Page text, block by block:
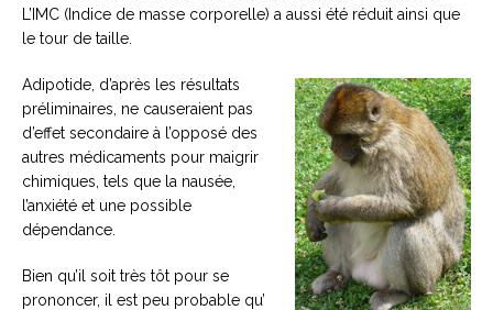
L’IMC (Indice de masse corporelle) a aussi été réduit ainsi que
le tour de taille.
Adipotide, d’après les résultats
préliminaires, ne causeraient pas
d’effet secondaire à l’opposé des
autres médicaments pour maigrir
chimiques, tels que la nausée,
l’anxiété et une possible
dépendance.
Bien qu’il soit très tôt pour se
prononcer, il est peu probable qu’